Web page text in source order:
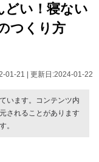
どい！寝ない
つくり方
01-21 | 更新日:2024-01-22
います。コンテンツ内
されることがあります
。